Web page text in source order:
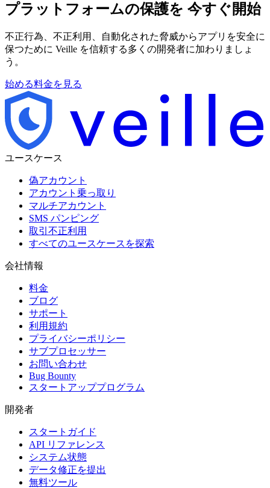
プラットフォームの保護を 今すぐ開始
不正行為、不正利用、自動化された脅威からアプリを安全に
保つために Veille を信頼する多くの開発者に加わりましょ
う。
始める料金を見る
ユースケース
偽アカウント
アカウント乗っ取り
マルチアカウント
SMS パンピング
取引不正利用
すべてのユースケースを探索
会社情報
料金
ブログ
サポート
利用規約
プライバシーポリシー
サブプロセッサー
お問い合わせ
Bug Bounty
スタートアッププログラム
開発者
スタートガイド
API リファレンス
システム状態
データ修正を提出
無料ツール